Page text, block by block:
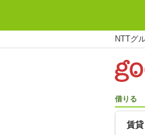
NTTグ
借りる
賃貸